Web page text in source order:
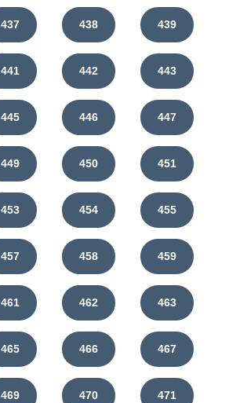
437 438 439
441 442 443
445 446 447
449 450 451
453 454 455
457 458 459
461 462 463
465 466 467
469 470 471